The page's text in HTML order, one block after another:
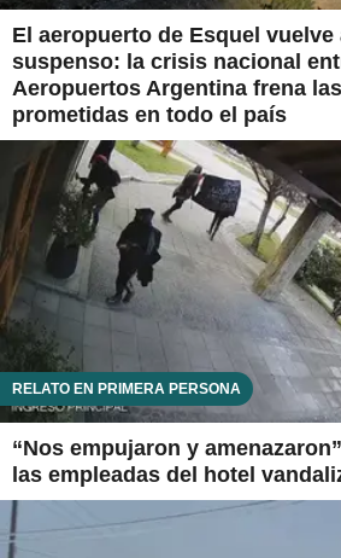
El aeropuerto de Esquel vuelve
suspenso: la crisis nacional
Aeropuertos Argentina frena
prometidas en todo el país
RELATO EN PRIMERA PERSONA
“Nos empujaron y
las empleadas del hotel